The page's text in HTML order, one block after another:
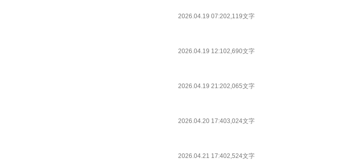
2026.04.19 07:202,119文字
2026.04.19 12:102,690文字
2026.04.19 21:202,065文字
2026.04.20 17:403,024文字
2026.04.21 17:402,524文字